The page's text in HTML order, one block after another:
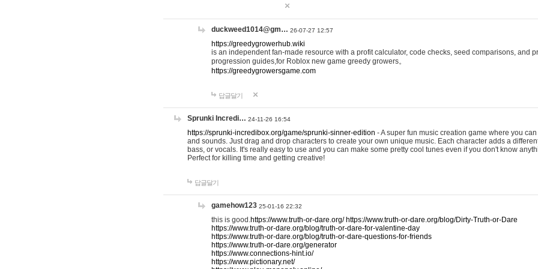
duckweed1014@gm… 26-07-27 12:57
https://greedygrowerhub.wiki
is an independent fan-made resource with a profit calculator, code checks, seed comparisons, and
progression guides,for Roblox new game greedy growers。
https://greedygrowersgame.com
답글달기
Sprunki Incredi… 24-11-26 16:54
https://sprunki-incredibox.org/game/sprunki-sinner-edition - A super fun music creation game where you
and sounds. Just drag and drop characters to create your own unique music. Each character adds a
bass, or vocals. It's really easy to use and you can make some pretty cool tunes even if you don't know
Perfect for killing time and getting creative!
답글달기
gamehow123 25-01-16 22:32
this is good.https://www.truth-or-dare.org/ https://www.truth-or-dare.org/blog/Dirty-Truth-or-Dare
https://www.truth-or-dare.org/blog/truth-or-dare-for-valentine-day
https://www.truth-or-dare.org/blog/truth-or-dare-questions-for-friends
https://www.truth-or-dare.org/generator
https://www.connections-hint.io/
https://www.pictionary.net/